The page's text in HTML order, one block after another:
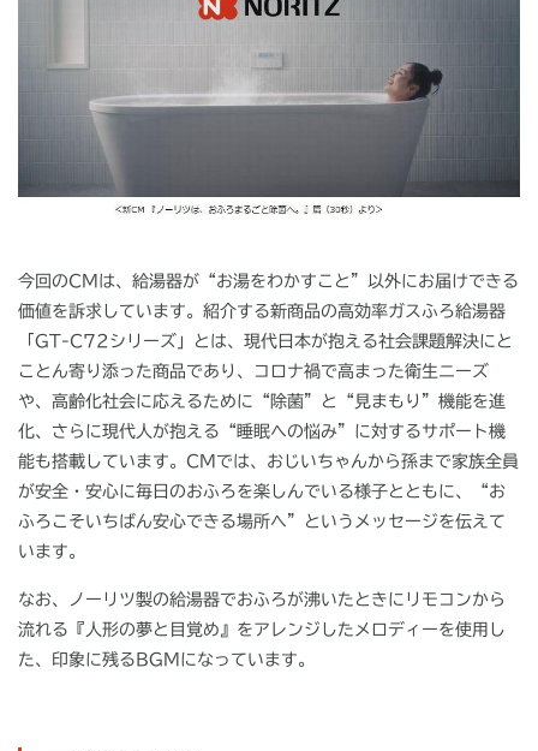
今回のCMは、給湯器が“お湯をわかすこと”以外にお届けできる
価値を訴求しています。紹介する新商品の高効率ガスふろ給湯器
「GT-C72シリーズ」とは、現代日本が抱える社会課題解決にと
ことん寄り添った商品であり、コロナ禍で高まった衛生ニーズ
や、高齢化社会に応えるために“除菌”と“見まもり”機能を進
化、さらに現代人が抱える“睡眠への悩み”に対するサポート機
能も搭載しています。CMでは、おじいちゃんから孫まで家族全員
が安全・安心に毎日のおふろを楽しんでいる様子とともに、“お
ふろこそいちばん安心できる場所へ”というメッセージを伝えて
います。
なお、ノーリツ製の給湯器でおふろが沸いたときにリモコンから
流れる『人形の夢と目覚め』をアレンジしたメロディーを使用し
た、印象に残る BGM になっています。